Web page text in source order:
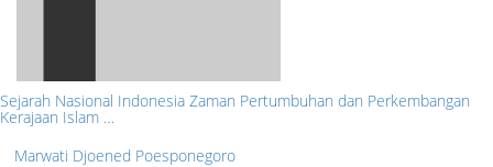
Sejarah Nasional Indonesia Zaman Pertumbuhan dan Perkembangan
Kerajaan Islam …
Marwati Djoened Poesponegoro